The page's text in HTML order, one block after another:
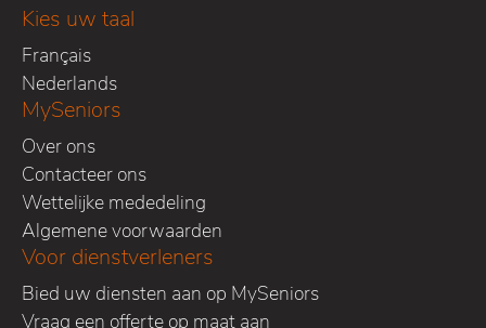
Kies uw taal
Français
Nederlands
MySeniors
Over ons
Contacteer ons
Wettelijke mededeling
Algemene voorwaarden
Voor dienstverleners
Bied uw diensten aan op MySeniors
Vraag een offerte op maat aan